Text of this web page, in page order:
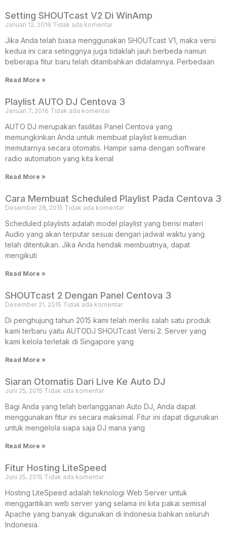
Setting SHOUTcast V2 Di WinAmp
Januari 12, 2016 Tidak ada komentar
Jika Anda telah biasa menggunakan SHOUTcast V1, maka versi
kedua ini cara setinggnya juga tidaklah jauh berbeda namun
beberapa fitur baru telah ditambahkan didalamnya. Perbedaan
Read More »
Playlist AUTO DJ Centova 3
Januari 7, 2016 Tidak ada komentar
AUTO DJ merupakan fasilitas Panel Centova yang
memungkinkan Anda untuk membuat playlist kemudian
memutarnya secara otomatis. Hampir sama dengan software
radio automation yang kita kenal
Read More »
Cara Membuat Scheduled Playlist Pada Centova 3
Desember 28, 2015 Tidak ada komentar
Scheduled playlists adalah model playlist yang berisi materi
Audio yang akan terputar sesuai dengan jadwal waktu yang
telah ditentukan. Jika Anda hendak membuatnya, dapat
mengikuti
Read More »
SHOUTcast 2 Dengan Panel Centova 3
Desember 21, 2015 Tidak ada komentar
Di penghujung tahun 2015 kami telah merilis salah satu produk
kami terbaru yaitu AUTODJ SHOUTcast Versi 2. Server yang
kami kelola terletak di Singapore yang
Read More »
Siaran Otomatis Dari Live Ke Auto DJ
Juni 25, 2015 Tidak ada komentar
Bagi Anda yang telah berlangganan Auto DJ, Anda dapat
menggunakan fitur ini secara maksimal. Fitur ini dapat digunakan
untuk mengelola siapa saja DJ mana yang
Read More »
Fitur Hosting LiteSpeed
Juni 25, 2015 Tidak ada komentar
Hosting LiteSpeed adalah teknologi Web Server untuk
menggantikan web server yang selama ini kita pakai semisal
Apache yang banyak digunakan di Indonesia bahkan seluruh
Indonesia.